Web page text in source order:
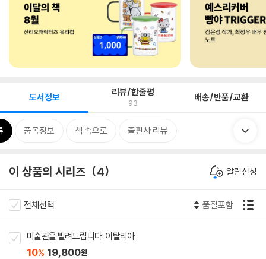
도서정보 리뷰/한줄평
93 배송/반품/교환
품목정보 책 속으로 출판사 리뷰
이 상품의 시리즈 4 알림신청
전체선택 품절포함
미술관을 빌려드립니다: 이탈리아
10% 19,800원